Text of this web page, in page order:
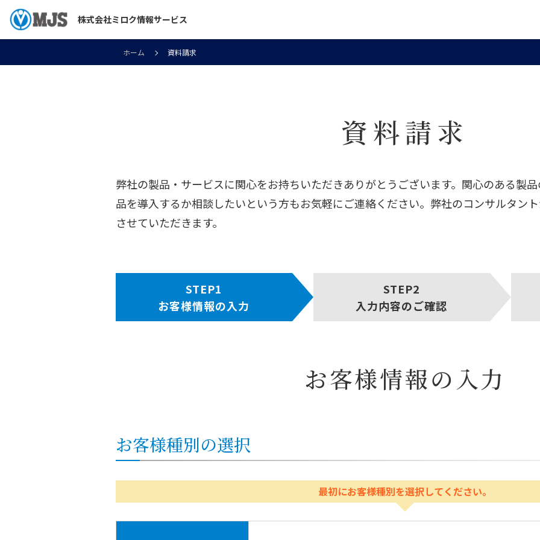
株式会社ミロク情報サービス
ホーム 資料請求
資料請求
弊社の製品・サービスに関心をお持ちいただきありがとうございます。関心のある製
品を導入するか相談したいという方もお気軽にご連絡ください。弊社のコンサルタン
させていただきます。
お客様情報の入力 入力内容のご確認
お客様情報の入力
お客様種別の選択
最初にお客様種別を選択してください。